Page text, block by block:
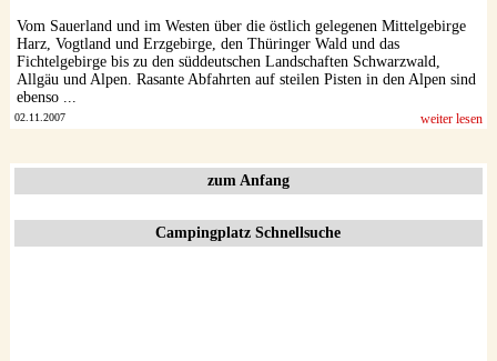
Vom Sauerland und im Westen über die östlich gelegenen Mittelgebirge
Harz, Vogtland und Erzgebirge, den Thüringer Wald und das
Fichtelgebirge bis zu den süddeutschen Landschaften Schwarzwald,
Allgäu und Alpen. Rasante Abfahrten auf steilen Pisten in den Alpen sind
ebenso ...
02.11.2007 weiter lesen
zum Anfang
Campingplatz Schnellsuche